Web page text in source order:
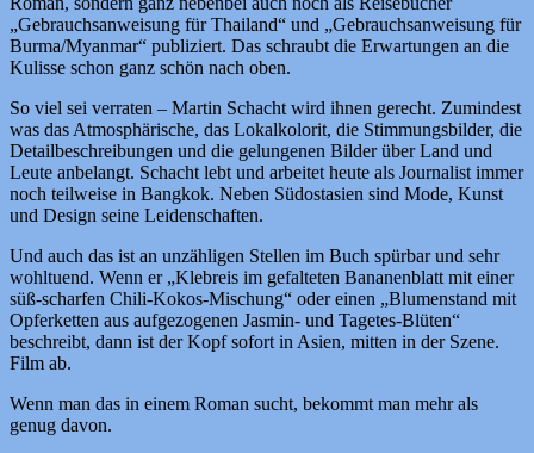
„Gebrauchsanweisung für Thailand“ und „Gebrauchsanweisung für
Burma/Myanmar“ publiziert. Das schraubt die Erwartungen an die
Kulisse schon ganz schön nach oben.
So viel sei verraten – Martin Schacht wird ihnen gerecht. Zumindest
was das Atmosphärische, das Lokalkolorit, die Stimmungsbilder, die
Detailbeschreibungen und die gelungenen Bilder über Land und
Leute anbelangt. Schacht lebt und arbeitet heute als Journalist immer
noch teilweise in Bangkok. Neben Südostasien sind Mode, Kunst
und Design seine Leidenschaften.
Und auch das ist an unzähligen Stellen im Buch spürbar und sehr
wohltuend. Wenn er „Klebreis im gefalteten Bananenblatt mit einer
süß-scharfen Chili-Kokos-Mischung“ oder einen „Blumenstand mit
Opferketten aus aufgezogenen Jasmin- und Tagetes-Blüten“
beschreibt, dann ist der Kopf sofort in Asien, mitten in der Szene.
Film ab.
Wenn man das in einem Roman sucht, bekommt man mehr als
genug davon.